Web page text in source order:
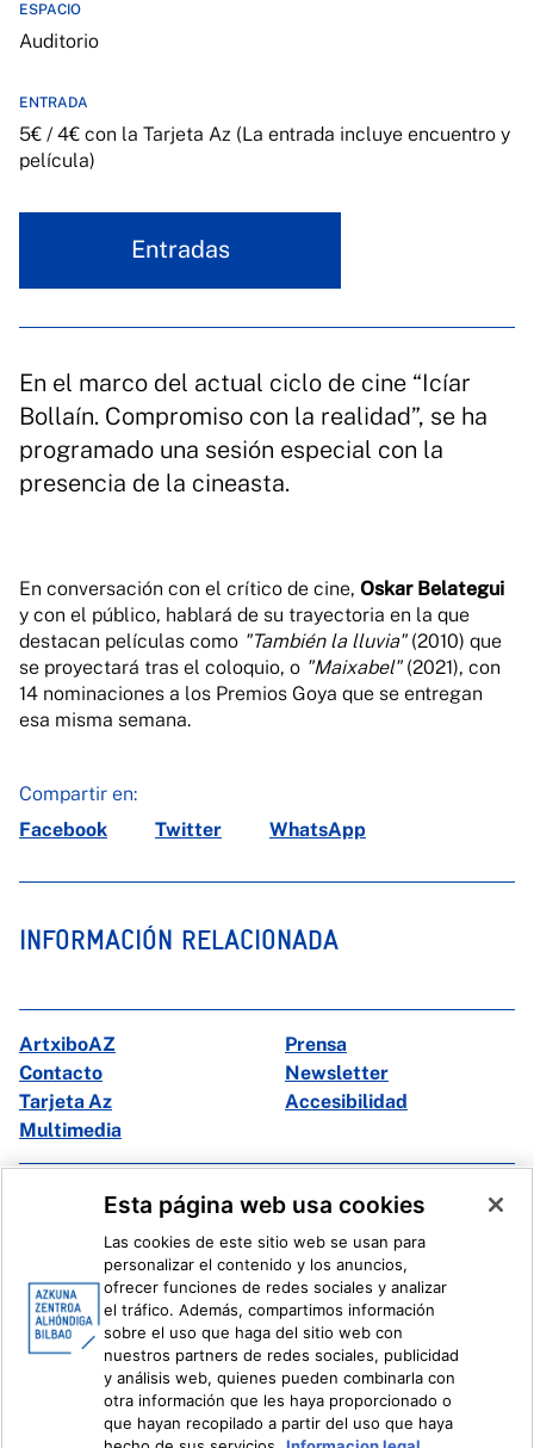
ESPACIO
Auditorio
ENTRADA
5€ / 4€ con la Tarjeta Az (La entrada incluye encuentro y
película)
Entradas
En el marco del actual ciclo de cine “Icíar
Bollaín. Compromiso con la realidad”, se ha
programado una sesión especial con la
presencia de la cineasta.
En conversación con el crítico de cine, Oskar Belategui
y con el público, hablará de su trayectoria en la que
destacan películas como "También la lluvia"(2010) que
se proyectará tras el coloquio, o "Maixabel"(2021), con
14 nominaciones a los Premios Goya que se entregan
esa misma semana.
Compartir en:
Facebook
Twitter WhatsApp
INFORMACIÓN RELACIONADA
ArtxiboAZ
Prensa
Contacto
Newsletter
Tarjeta Az
Accesibilidad
Multimedia
Facebook
X
Ivoox
Información legal Sistema Interno de Información
Esta página web usa cookies
Las cookies de este sitio web se usan para
personalizar el contenido y los anuncios,
ofrecer funciones de redes sociales y analizar
el tráfico. Además, compartimos información
sobre el uso que haga del sitio web con
nuestros partners de redes sociales, publicidad
y análisis web, quienes pueden combinarla con
otra información que les haya proporcionado o
que hayan recopilado a partir del uso que haya